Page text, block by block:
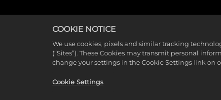
COOKIE NOTICE
We use cookies, pixels and similar tracking
(“Sites”). These Cookies may transmit personal
change your settings in the Cookie Settings link on
Cookie Settings